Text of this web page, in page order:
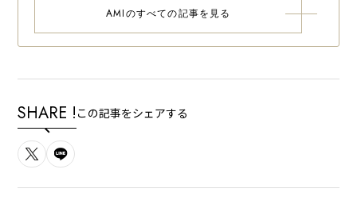
AMIのすべての記事を見る
SHARE ! この記事をシェアする